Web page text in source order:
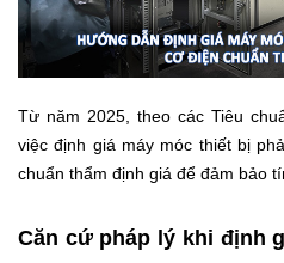
Từ năm 2025, theo các Tiêu
việc định giá máy móc thiết bị
chuẩn thẩm định giá để đảm bảo
Căn cứ pháp lý khi định